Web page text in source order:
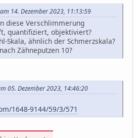
14. Dezember 2023, 11:13:59
diese Verschlimmerung
quantifiziert, objektiviert?
Skala, ähnlich der Schmerzskala?
Zähneputzen 10?
05. Dezember 2023, 14:46:20
1648-9144/59/3/571